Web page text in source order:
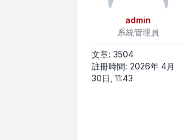
admin
系統管理員
文章: 3504
註冊時間: 2026年 4月
30日, 11:43